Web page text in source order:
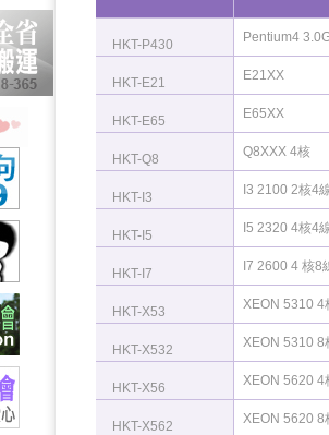
HKT-P430 Pentium4
HKT-E21 E21XX
HKT-E65 E65XX
HKT-Q8 Q8XXX 4核
HKT-I3 I3 2100 2核4
HKT-I5 I5 2320 4核4
HKT-I7 I7 2600 4 核8
HKT-X53 XEON 5310 4
HKT-X532 XEON 5310 8
HKT-X56 XEON 5620 4
HKT-X562 XEON 5620 8